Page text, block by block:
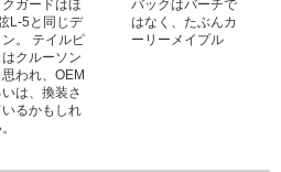
クガードはほ
L-5と同じデ
。 テイルピ
はクルーソン
われ、OEM
は、換装さ
るかもしれ
バックはバーチで
はなく、たぶんカ
ーリーメイプル